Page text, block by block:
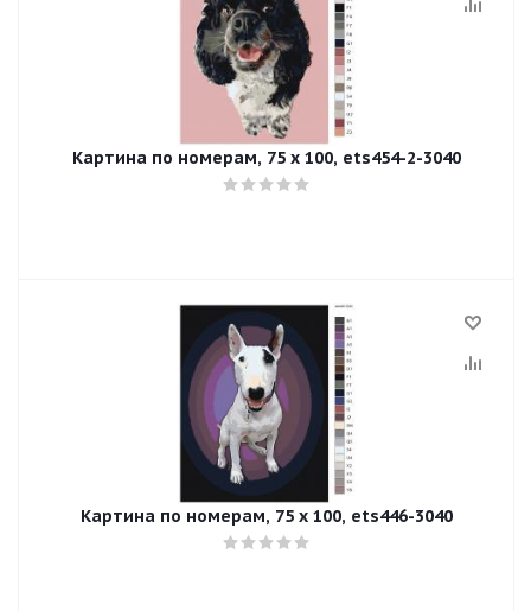
Картина по номерам, 75 x 100, ets454-2-3040
Картина по номерам, 75 x 100, ets446-3040